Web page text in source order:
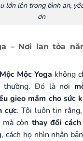
lớn lên trong bình an,
ơn
– Nơi lan tỏa
Mộc Mộc Yoga không
thường. Đó là nơi
gieo mầm cho sức
cực. Tôi luôn tin
còn thay đổi
, cách họ nhìn nhận